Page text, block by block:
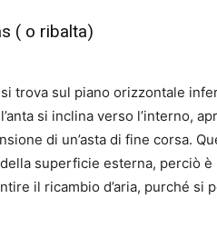
( o ribalta)
si trova sul piano orizzontale
si inclina verso l’interno,
di un’asta di fine corsa.
superficie esterna, perciò
il ricambio d’aria, purché si